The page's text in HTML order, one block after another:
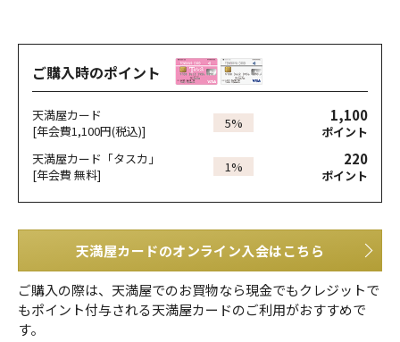
ご購入時のポイント
天満屋カード
[年会費1,100円(税込)]
5% 1,100
ポイント
天満屋カード「タスカ」
[年会費 無料]
1% 220
ポイント
天満屋カードのオンライン入会はこちら
ご購入の際は、天満屋でのお買物なら現金でもクレジットで
もポイント付与される天満屋カードのご利用がおすすめで
す。